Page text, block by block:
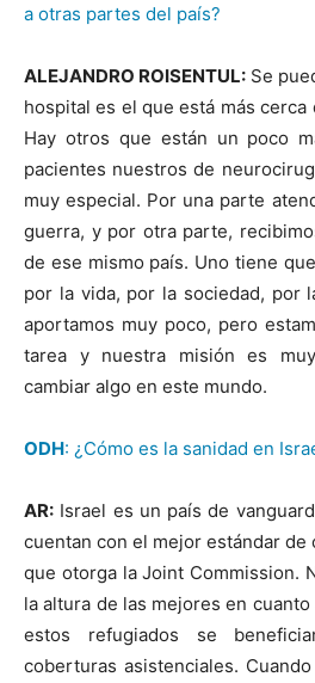
a otras partes del país?
ALEJANDRO ROISENTUL: Se
hospital es el que está más
Hay otros que están un poco
pacientes nuestros de
muy especial. Por una parte
guerra, y por otra parte,
de ese mismo país. Uno tiene
por la vida, por la sociedad, por
aportamos muy poco, pero
tarea y nuestra misión es
cambiar algo en este mundo.
ODH: ¿Cómo es la sanidad en
AR: Israel es un país de
cuentan con el mejor estándar de
que otorga la Joint Commission.
la altura de las mejores en
estos refugiados se
coberturas asistenciales.